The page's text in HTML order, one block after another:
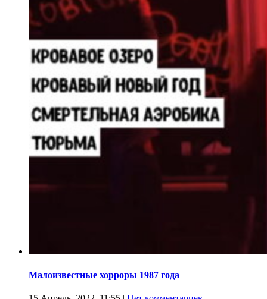
Малоизвестные хорроры 1987 года